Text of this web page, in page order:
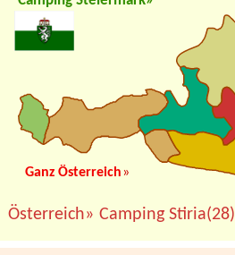
Ganz Österreich»
Österreich» Camping Stiria(28)